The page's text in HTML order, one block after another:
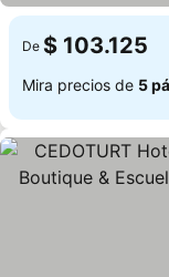
De $ 103.125
Mira precios de 5